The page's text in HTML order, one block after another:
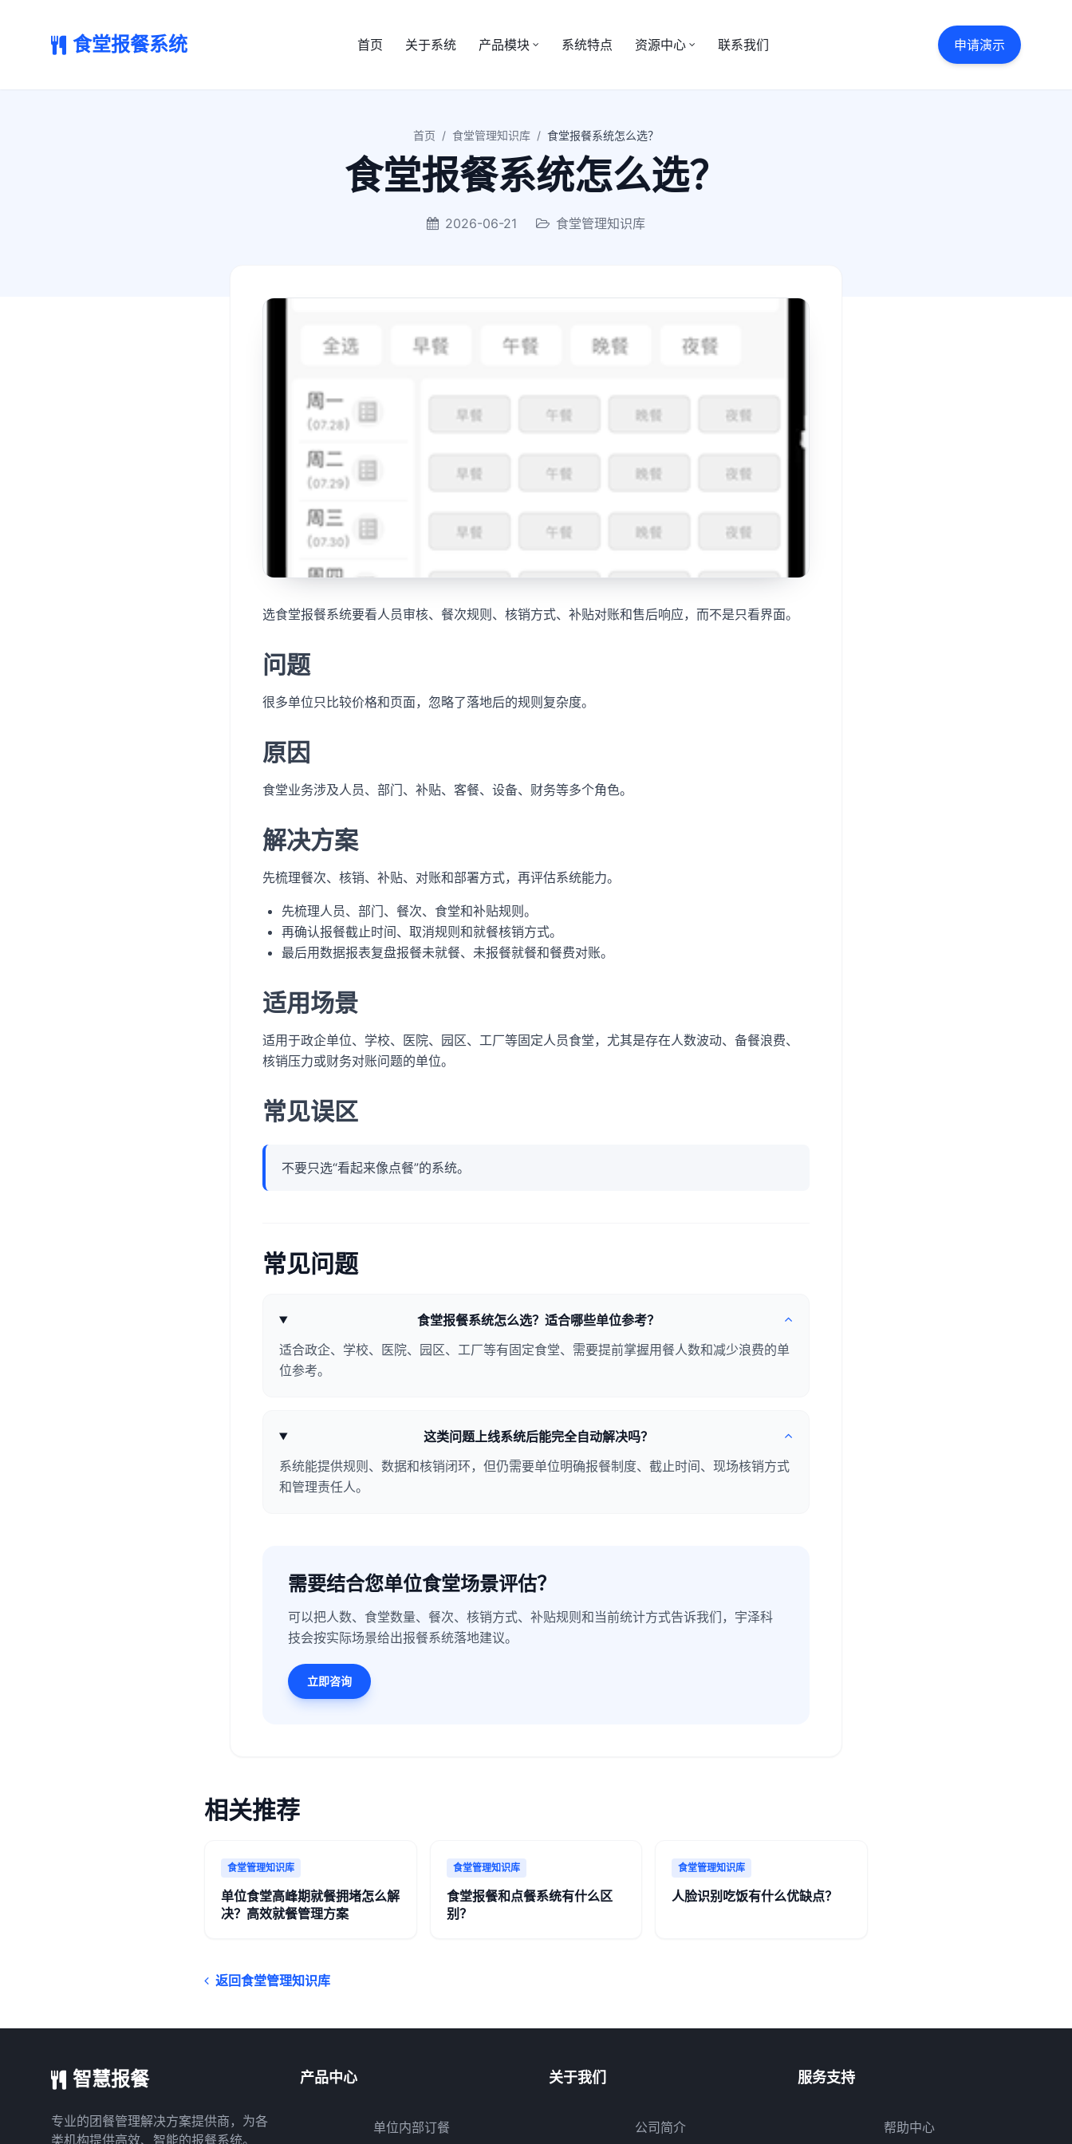
食堂报餐系统 首页 关于系统 产品模块 系统特点 资源中心 联系我们 申请演示
首页 / 食堂管理知识库 / 食堂报餐系统怎么选？
食堂报餐系统怎么选？
2026-06-21 食堂管理知识库
选食堂报餐系统要看人员审核、餐次规则、核销方式、补贴对账和售后响应，而不是只看界面。
问题
很多单位只比较价格和页面，忽略了落地后的规则复杂度。
原因
食堂业务涉及人员、部门、补贴、客餐、设备、财务等多个角色。
解决方案
先梳理餐次、核销、补贴、对账和部署方式，再评估系统能力。
先梳理人员、部门、餐次、食堂和补贴规则。
再确认报餐截止时间、取消规则和就餐核销方式。
最后用数据报表复盘报餐未就餐、未报餐就餐和餐费对账。
适用场景
适用于政企单位、学校、医院、园区、工厂等固定人员食堂，尤其是存在人数波动、备餐浪费、
核销压力或财务对账问题的单位。
常见误区
不要只选“看起来像点餐”的系统。
常见问题
食堂报餐系统怎么选？适合哪些单位参考？
适合政企、学校、医院、园区、工厂等有固定食堂、需要提前掌握用餐人数和减少浪费的单
位参考。
这类问题上线系统后能完全自动解决吗？
系统能提供规则、数据和核销闭环，但仍需要单位明确报餐制度、截止时间、现场核销方式
和管理责任人。
需要结合您单位食堂场景评估？
可以把人数、食堂数量、餐次、核销方式、补贴规则和当前统计方式告诉我们，宇泽科
技会按实际场景给出报餐系统落地建议。
立即咨询
相关推荐
食堂管理知识库
单位食堂高峰期就餐拥堵怎么解
决？高效就餐管理方案
食堂管理知识库
食堂报餐和点餐系统有什么区
别？
食堂管理知识库
人脸识别吃饭有什么优缺点？
返回食堂管理知识库
智慧报餐
专业的团餐管理解决方案提供商，为各
类机构提供高效、智能的报餐系统。
产品中心
单位内部订餐
关于我们
公司简介
服务支持
帮助中心